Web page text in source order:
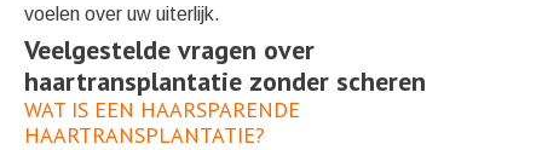
voelen over uw uiterlijk.
Veelgestelde vragen over
haartransplantatie zonder scheren
WAT IS EEN HAARSPARENDE
HAARTRANSPLANTATIE?